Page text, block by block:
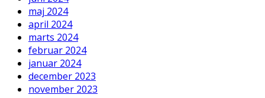
maj 2024
april 2024
marts 2024
februar 2024
januar 2024
december 2023
november 2023